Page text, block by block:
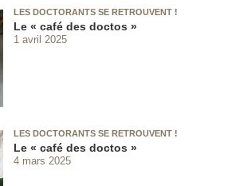
LES DOCTORANTS SE RETROUVENT !
Le « café des doctos »
1 avril 2025
LES DOCTORANTS SE RETROUVENT !
Le « café des doctos »
4 mars 2025